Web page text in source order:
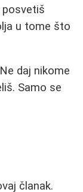
posvetiš
u tome što
daj nikome
Samo se
članak.